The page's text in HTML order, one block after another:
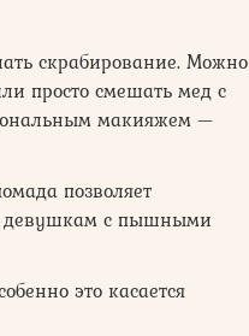
скрабирование. Можно
просто смешать мед с
макияжем —
позволяет
девушкам с пышными
это касается